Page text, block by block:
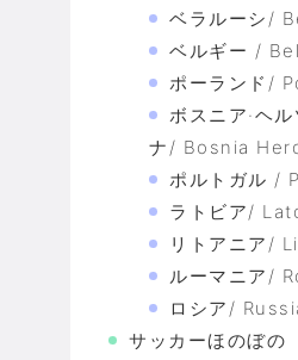
ベラルーシ/
ベルギー /
ポーランド/
ボスニア·ヘ
ナ/ Bosnia
ポルトガル /
ラトビア/
リトアニア/
ルーマニア/
ロシア/
サッカーほのぼの